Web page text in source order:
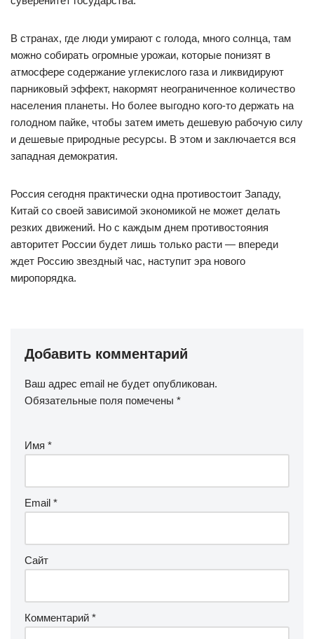
В странах, где люди умирают с голода, много солнца, там
можно собирать огромные урожаи, которые понизят в
атмосфере содержание углекислого газа и ликвидируют
парниковый эффект, накормят неограниченное количество
населения планеты. Но более выгодно кого-то держать на
голодном пайке, чтобы затем иметь дешевую рабочую силу
и дешевые природные ресурсы. В этом и заключается вся
западная демократия.
Россия сегодня практически одна противостоит Западу,
Китай со своей зависимой экономикой не может делать
резких движений. Но с каждым днем противостояния
авторитет России будет лишь только расти — впереди
ждет Россию звездный час, наступит эра нового
миропорядка.
Добавить комментарий
Ваш адрес email не будет опубликован.
Обязательные поля помечены *
Имя *
Email *
Сайт
Комментарий *